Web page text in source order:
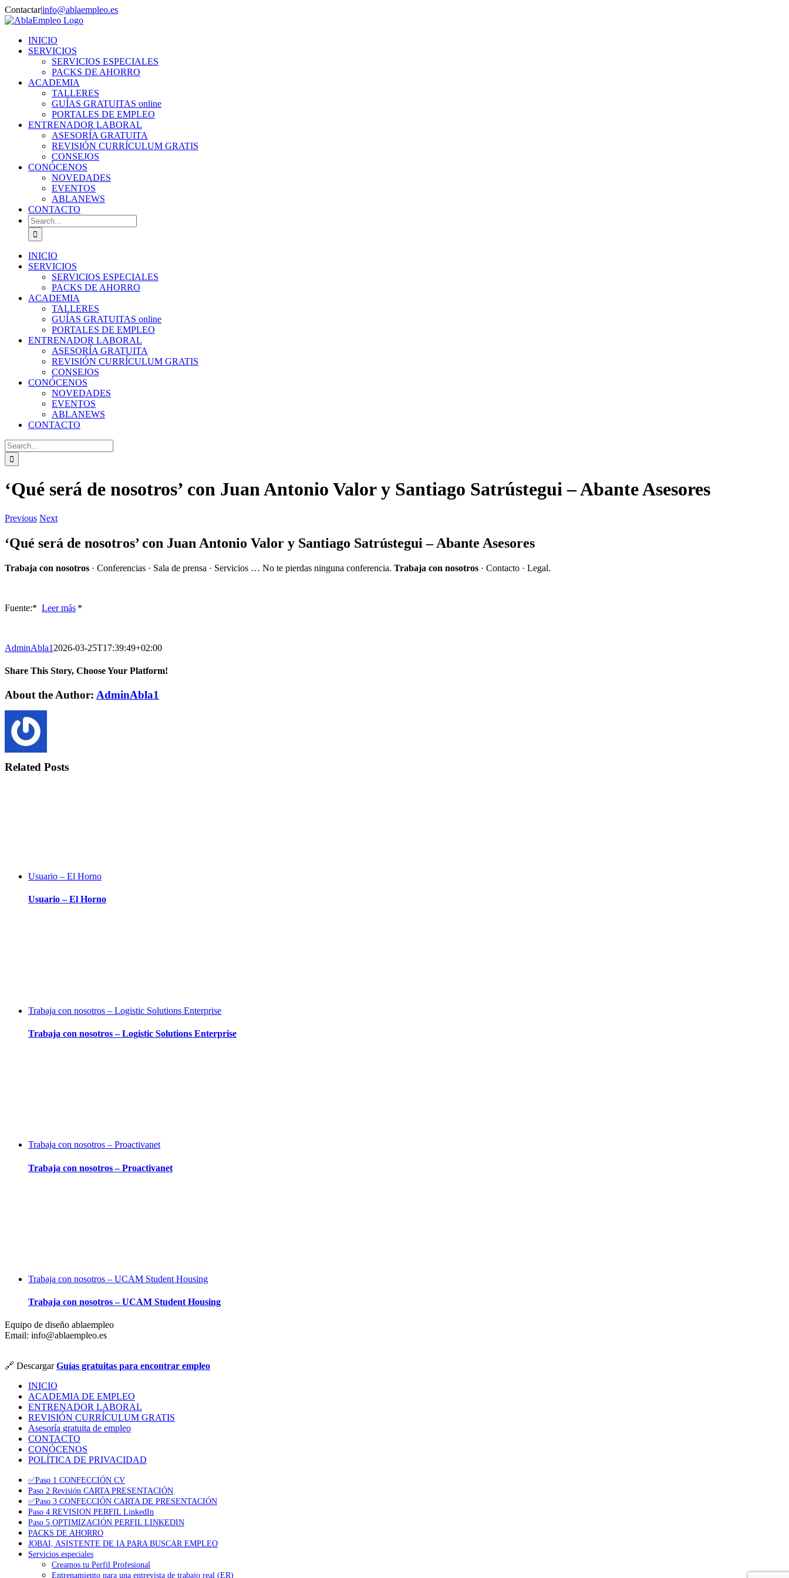
Skip
to
Contactar|info@ablaempleo.es
Facebook
Phone
INICIO
SERVICIOS
SERVICIOS ESPECIALES
PACKS DE AHORRO
ACADEMIA
TALLERES
GUÍAS GRATUITAS online
PORTALES DE EMPLEO
ENTRENADOR LABORAL
ASESORÍA GRATUITA
REVISIÓN CURRÍCULUM GRATIS
CONSEJOS
CONÓCENOS
NOVEDADES
EVENTOS
ABLANEWS
CONTACTO
Search
for:
INICIO
SERVICIOS
SERVICIOS ESPECIALES
PACKS DE AHORRO
ACADEMIA
TALLERES
GUÍAS GRATUITAS online
PORTALES DE EMPLEO
ENTRENADOR LABORAL
ASESORÍA GRATUITA
REVISIÓN CURRÍCULUM GRATIS
CONSEJOS
CONÓCENOS
NOVEDADES
EVENTOS
ABLANEWS
CONTACTO
Search
for:
‘Qué será de nosotros’ con Juan Antonio Valor y Santiago Satrústegui – Abante Asesores
Previous Next
‘Qué será de nosotros’ con Juan Antonio Valor y Santiago Satrústegui – Abante Asesores
Trabaja con nosotros · Conferencias · Sala de prensa · Servicios … No te pierdas ninguna conferencia. Trabaja con nosotros · Contacto · Legal.
Fuente:* ​ Leer más *
AdminAbla1 2026-03-25T17:39:49+02:00
Share This Story, Choose Your Platform!
Facebook
Twitter
LinkedIn
Reddit
WhatsApp
Tumblr
Pinterest
Vk
Xing
Email
About the Author: AdminAbla1
Related Posts
Usuario – El Horno
Usuario – El Horno
Trabaja con nosotros – Logistic Solutions Enterprise
Trabaja con nosotros – Logistic Solutions Enterprise
Trabaja con nosotros – Proactivanet
Trabaja con nosotros – Proactivanet
Trabaja con nosotros – UCAM Student Housing
Trabaja con nosotros – UCAM Student Housing
Equipo de diseño ablaempleo
Email: info@ablaempleo.es
🔗 DescargarGuías gratuitas para encontrar empleo
INICIO
ACADEMIA DE EMPLEO
ENTRENADOR LABORAL
REVISIÓN CURRÍCULUM GRATIS
Asesoría gratuita de empleo
CONTACTO
CONÓCENOS
POLÍTICA DE PRIVACIDAD
✅Paso 1 CONFECCIÓN CV
Paso 2 Revisión CARTA PRESENTACIÓN
✅Paso 3 CONFECCIÓN CARTA DE PRESENTACIÓN
Paso 4 REVISION PERFIL LinkedIn
Paso 5 OPTIMIZACIÓN PERFIL LINKEDIN
PACKS DE AHORRO
JOBAI, ASISTENTE DE IA PARA BUSCAR EMPLEO
Servicios especiales
Creamos tu Perfil Profesional
Entrenamiento para una entrevista de trabajo real (ER)